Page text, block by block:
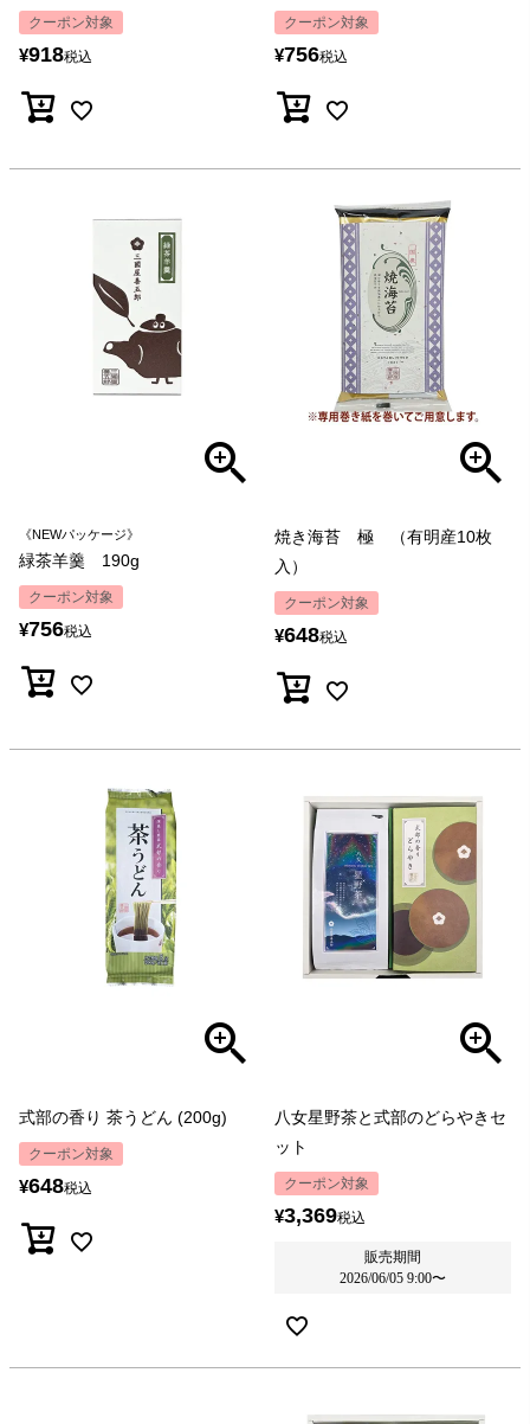
クーポン対象
¥918税込
クーポン対象
¥756税込
《NEWパッケージ》
緑茶羊羹 190g
クーポン対象
¥756税込
焼き海苔 極 （有明産10枚
入）
クーポン対象
¥648税込
式部の香り 茶うどん (200g)
クーポン対象
¥648税込
八女星野茶と式部のどらやきセ
ット
クーポン対象
¥3,369税込
販売期間
2026/06/05 9:00〜